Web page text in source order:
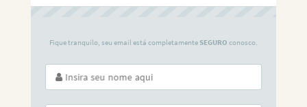
Fique tranquilo, seu email está completamente SEGURO conosco.